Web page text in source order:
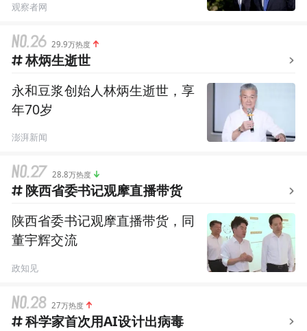
观察者网
29.9万热度
林炳生逝世
永和豆浆创始人林炳生逝世，享
年70岁
澎湃新闻
28.8万热度
陕西省委书记观摩直播带货
陕西省委书记观摩直播带货，同
董宇辉交流
政知见
27万热度
科学家首次用AI设计出病毒